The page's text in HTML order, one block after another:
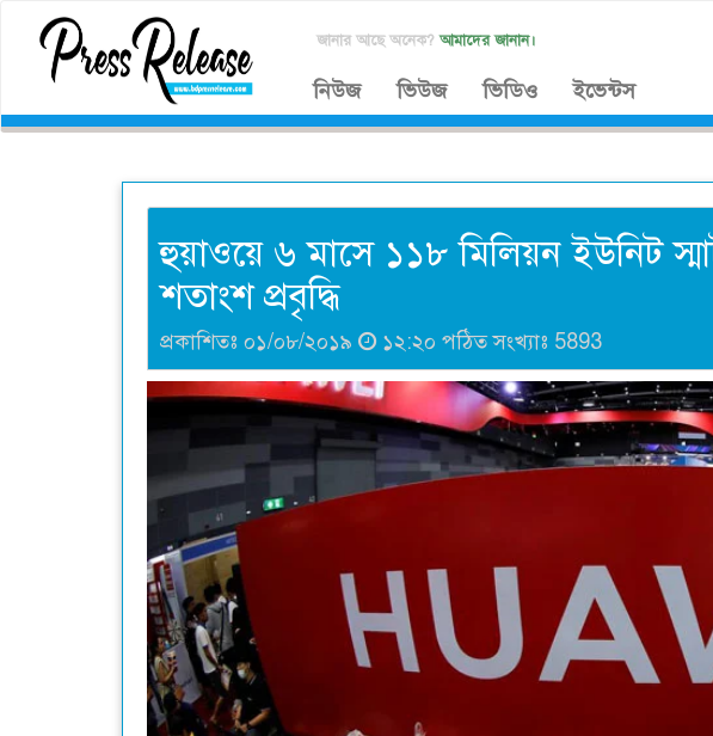
জানার আছে অনেক? আমাদের জানান।
নিউজ ভিউজ ভিডিও ইভেন্টস
হুয়াওয়ে ৬ মাসে ১১৮ মিলিয়ন ইউনিট
শতাংশ প্রবৃদ্ধি
প্রকাশিতঃ ০১/০৮/২০১৯ ১২:২০ পঠিত সংখ্যাঃ 5893